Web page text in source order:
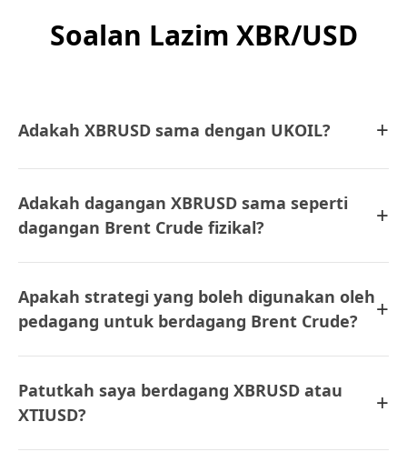
Soalan Lazim XBR/USD
Adakah XBRUSD sama dengan UKOIL? +
Adakah dagangan XBRUSD sama seperti
dagangan Brent Crude fizikal?
+
Apakah strategi yang boleh digunakan oleh
pedagang untuk berdagang Brent Crude?
+
Patutkah saya berdagang XBRUSD atau
XTIUSD?
+